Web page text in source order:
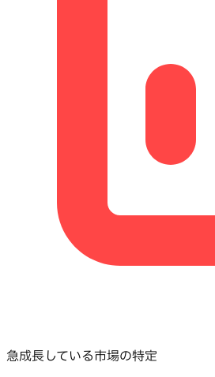
急成長している市場の特定